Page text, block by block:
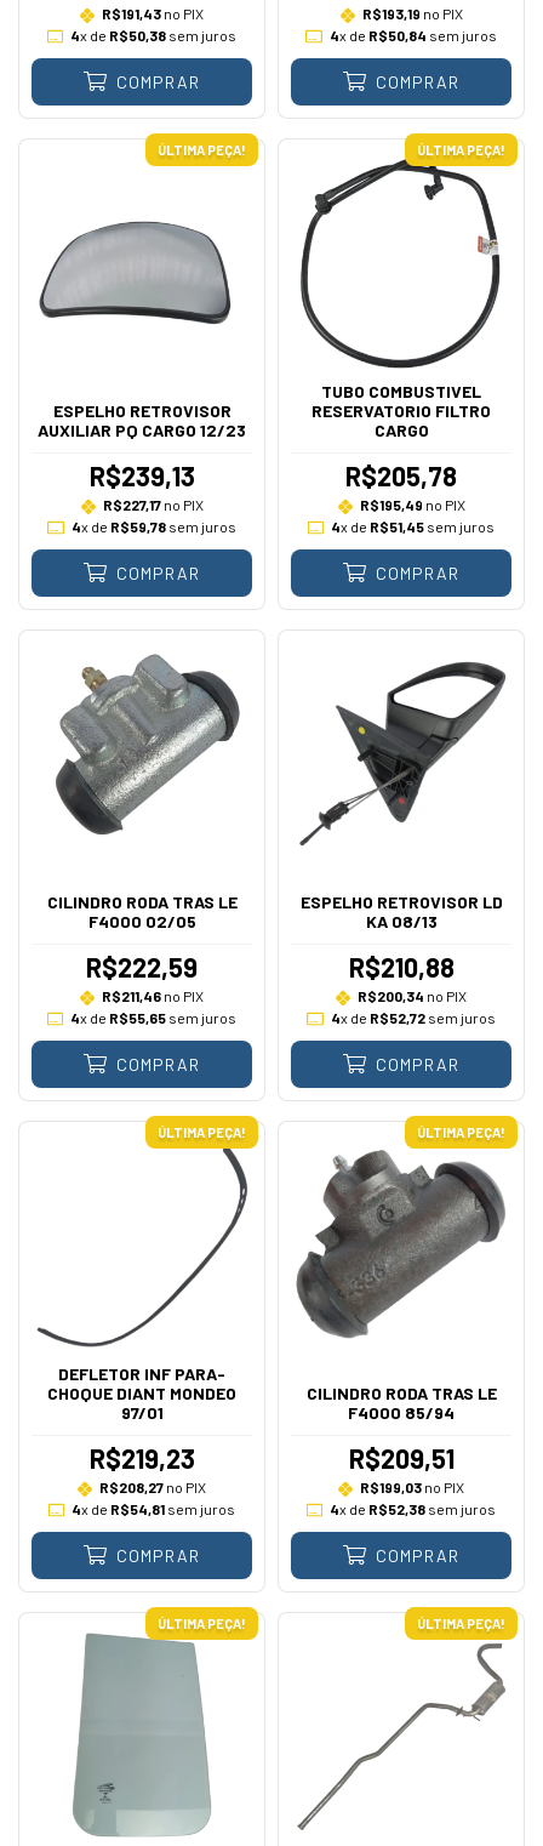
R$191,43 no PIX
4x de R$50,38 sem juros
COMPRAR
R$193,19 no PIX
4x de R$50,84 sem juros
COMPRAR
ÚLTIMA PEÇA!
ESPELHO RETROVISOR
AUXILIAR PQ CARGO 12/23
R$239,13
R$227,17no PIX
4x de R$59,78sem juros
COMPRAR
ÚLTIMA PEÇA!
TUBO COMBUSTIVEL
RESERVATORIO FILTRO
CARGO
R$205,78
R$195,49 no PIX
4x de R$51,45 sem juros
COMPRAR
CILINDRO RODA TRAS LE
F4000 02/05
R$222,59
R$211,46 no PIX
4x de R$55,65 sem juros
COMPRAR
ESPELHO RETROVISOR LD
KA 08/13
R$210,88
R$200,34 no PIX
4x de R$52,72sem juros
COMPRAR
ÚLTIMA PEÇA!
DEFLETOR INF PARA-
CHOQUE DIANT MONDEO
97/01
R$219,23
R$208,27 no PIX
4x de R$54,81 sem juros
COMPRAR
ÚLTIMA PEÇA!
CILINDRO RODA TRAS LE
F4000 85/94
R$209,51
R$199,03 no PIX
4x de R$52,38 sem juros
COMPRAR
ÚLTIMA PEÇA! ÚLTIMA PEÇA!